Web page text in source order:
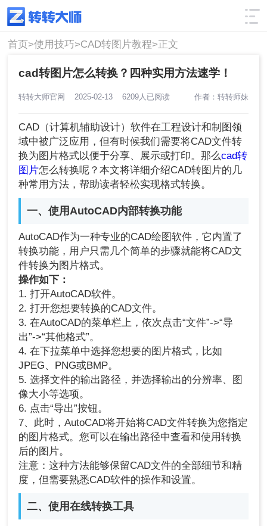
使用技巧 筛选
首页>使用技巧>CAD转图片教程>正文
cad转图片怎么转换？四种实用方法速学！
转转大师官网 2025-02-13 6209人已阅读 作者：转转师妹
CAD（计算机辅助设计）软件在工程设计和制图领
域中被广泛应用，但有时候我们需要将CAD文件转
换为图片格式以便于分享、展示或打印。那么cad转
图片怎么转换呢？本文将详细介绍CAD转图片的几
种常用方法，帮助读者轻松实现格式转换。
一、使用AutoCAD内部转换功能
AutoCAD作为一种专业的CAD绘图软件，它内置了
转换功能，用户只需几个简单的步骤就能将CAD文
件转换为图片格式。
操作如下：
1. 打开AutoCAD软件。
2. 打开您想要转换的CAD文件。
3. 在AutoCAD的菜单栏上，依次点击“文件”->“导
出”->“其他格式”。
4. 在下拉菜单中选择您想要的图片格式，比如
JPEG、PNG或BMP。
5. 选择文件的输出路径，并选择输出的分辨率、图
像大小等选项。
6. 点击“导出”按钮。
7、此时，AutoCAD将开始将CAD文件转换为您指定
的图片格式。您可以在输出路径中查看和使用转换
后的图片。
注意：这种方法能够保留CAD文件的全部细节和精
度，但需要熟悉CAD软件的操作和设置。
二、使用在线转换工具